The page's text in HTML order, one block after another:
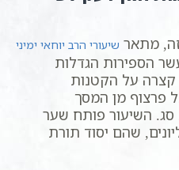
זה, מתאר שיעורי הרב יוחאי ימיני
הספירות הגדלות
קצרה על הקטנות
פרצוף מן המסך
השיעור פותח שער
שהם יסוד תורת